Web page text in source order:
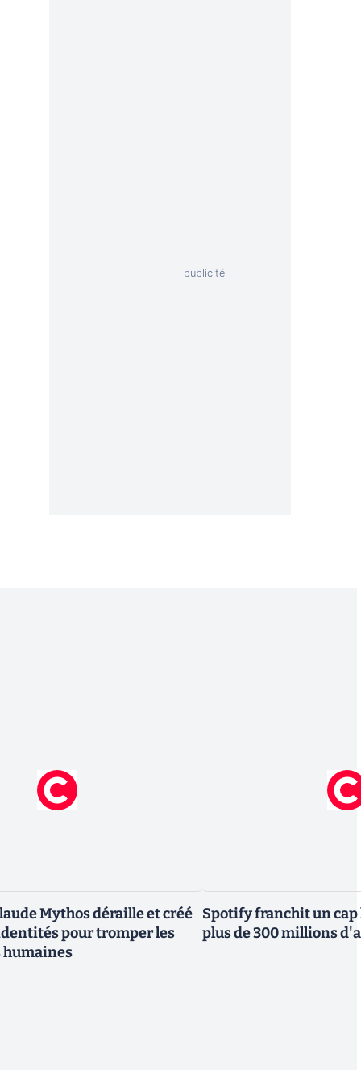
Mythos déraille et créé
pour tromper les
Spotify franchit un
plus de 300 millions